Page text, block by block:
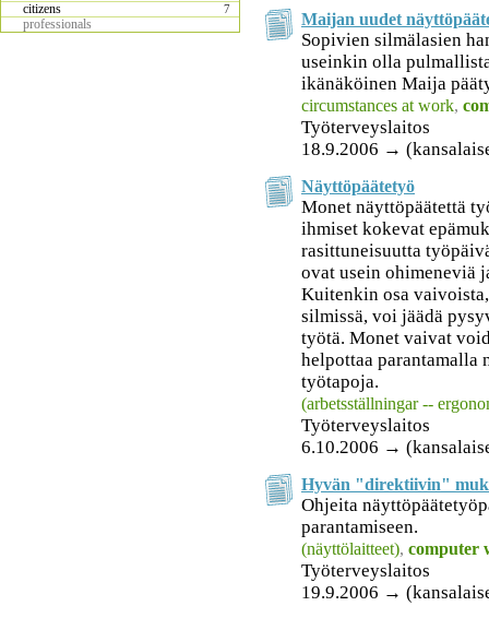
citizens 7
professionals Maijan uudet
Sopivien silmälasien
useinkin olla
ikänäköinen Maija
circumstances at work,
Työterveyslaitos
18.9.2006 →
Näyttöpäätetyö
Monet näyttöpäätettä
ihmiset kokevat
rasittuneisuutta
ovat usein ohimeneviä
Kuitenkin osa
silmissä, voi jäädä
työtä. Monet vaivat
helpottaa parantamalla
työtapoja.
(arbetsställningar --
Työterveyslaitos
6.10.2006 →
Hyvän "direktiivin"
Ohjeita
parantamiseen.
(näyttölaitteet), computer
Työterveyslaitos
19.9.2006 →